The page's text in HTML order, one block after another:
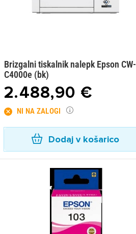
Brizgalni tiskalnik nalepk Epson CW-
C4000e (bk)
2.488,90 €
NI NA ZALOGI
Dodaj v košarico